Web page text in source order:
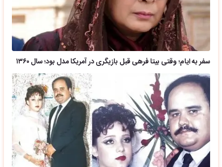
سفر به ایام؛ وقتی بیتا فرهی قبل بازیگری در آمریکا مدل بود؛ سال ۱۳۶۰